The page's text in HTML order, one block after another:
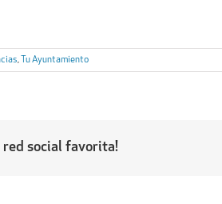
, Tu Ayuntamiento
red social favorita!